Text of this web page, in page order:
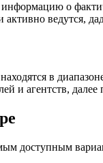
о
ведутся,
в
и агентств,
доступным